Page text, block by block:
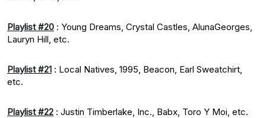
Playlist #20 : Young Dreams, Crystal Castles, AlunaGeorges,
Lauryn Hill, etc.
Playlist #21 : Local Natives, 1995, Beacon, Earl Sweatchirt,
etc.
Playlist #22 : Justin Timberlake, Inc., Babx, Toro Y Moi, etc.